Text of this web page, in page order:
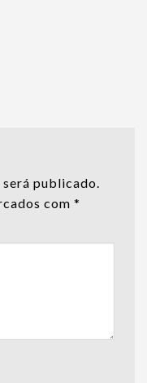
publicado.
com *